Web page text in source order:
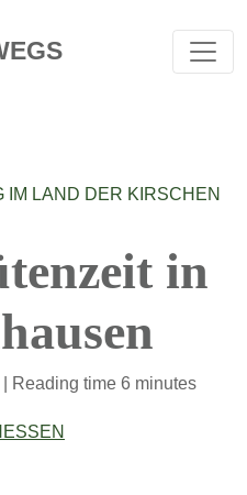
IM LAND DER KIRSCHEN
in
| Reading time 6 minutes